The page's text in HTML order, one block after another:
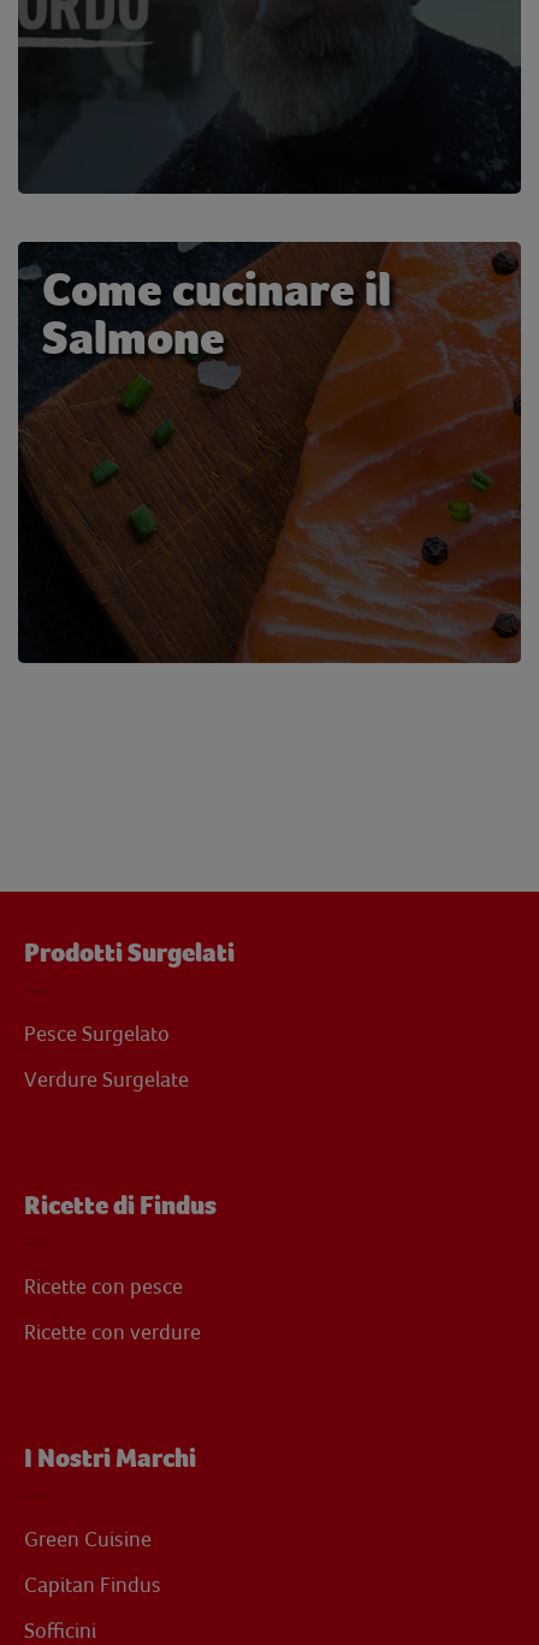
Come cucinare il
Salmone
Prodotti Surgelati
Pesce Surgelato
Verdure Surgelate
Ricette di Findus
Ricette con pesce
Ricette con verdure
I Nostri Marchi
Green Cuisine
Capitan Findus
Sofficini